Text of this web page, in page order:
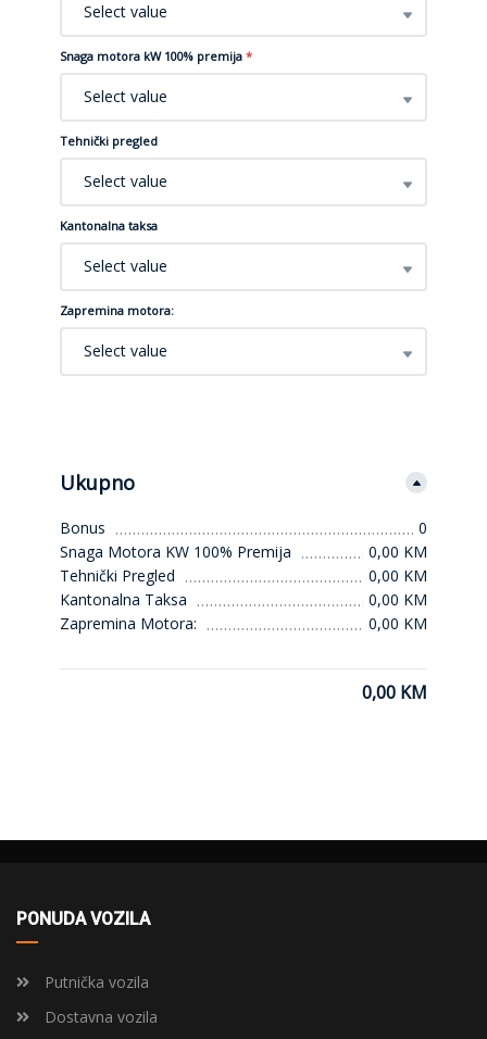
Select value
Snaga motora kW 100% premija *
Select value
Tehnički pregled
Select value
Kantonalna taksa
Select value
Zapremina motora:
Select value
Ukupno
Bonus
0
Snaga Motora KW 100% Premija
0,00 KM
Tehnički Pregled
0,00 KM
Kantonalna Taksa
0,00 KM
Zapremina Motora:
0,00 KM
0,00 KM
PONUDA VOZILA
Putnička vozila
Dostavna vozila